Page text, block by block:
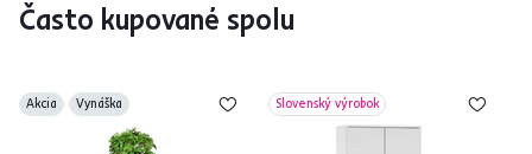
Často kupované spolu
Akcia Vynáška Slovenský výrobok